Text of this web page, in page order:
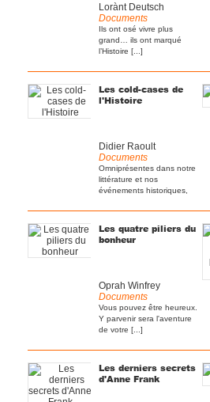
Lorànt Deutsch
Documents
Ils ont osé vivre plus
grand… ils ont marqué
l’Histoire [...]
Les cold-cases de
l'Histoire
Didier Raoult
Documents
Omniprésentes dans notre
littérature et nos
événements historiques,
Les quatre piliers du
bonheur
Oprah Winfrey
Documents
Vous pouvez être heureux.
Y parvenir sera l'aventure
de votre [...]
Les derniers secrets
d'Anne Frank